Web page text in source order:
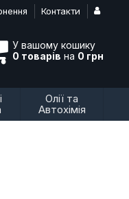
Контакти
У вашому кошику
0 товарів на 0 грн
Олії та
Автохімія